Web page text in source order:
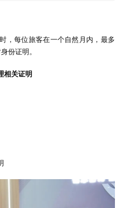
，每位旅客在一个自然月内，最多
份证明。
相关证明